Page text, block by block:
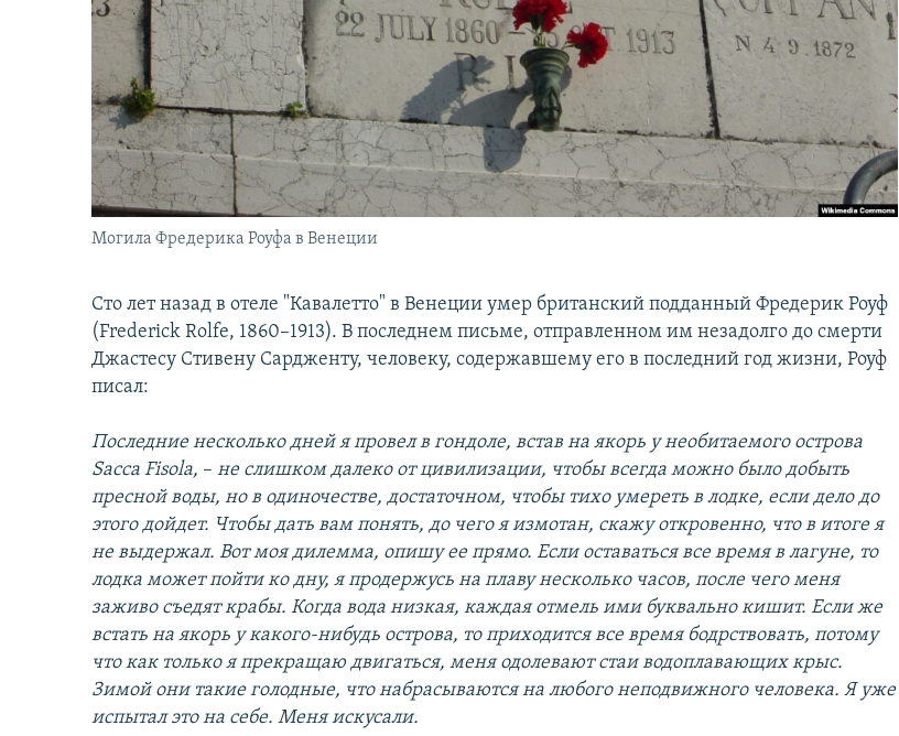
İSLAM VƏ DEMOKRATIYA
İZ - MƏDƏNIYYƏT PROQRAMI
PEŞƏ ETIKASI VƏ JURNALISTIKA
STANDARTLARIMIZ
MATERIALLARIMIZDAN ISTIFADƏ
AZADLIQRADIOSU MOBIL TELEFONUNUZDA
BIZIMLƏ ƏLAQƏ
Могила Фредерика Роуфа в Венеции
Сто лет назад в отеле "Кавалетто" в Венеции умер британский подданный Фредерик Роуф
(Frederick Rolfe, 1860–1913). В последнем письме, отправленном им незадолго до смерти
Джастесу Стивену Сардженту, человеку, содержавшему его в последний год жизни, Роуф
писал:
Последние несколько дней я провел в гондоле, встав на якорь у необитаемого острова
Sacca Fisola, – не слишком далеко от цивилизации, чтобы всегда можно было добыть
пресной воды, но в одиночестве, достаточном, чтобы тихо умереть в лодке, если дело до
этого дойдет. Чтобы дать вам понять, до чего я измотан, скажу откровенно, что в итоге я
не выдержал. Вот моя дилемма, опишу ее прямо. Если оставаться все время в лагуне, то
лодка может пойти ко дну, я продержусь на плаву несколько часов, после чего меня
заживо съедят крабы. Когда вода низкая, каждая отмель ими буквально кишит. Если же
встать на якорь у какого-нибудь острова, то приходится все время бодрствовать, потому
что как только я прекращаю двигаться, меня одолевают стаи водоплавающих крыс.
Зимой они такие голодные, что набрасываются на любого неподвижного человека. Я уже
испытал это на себе. Меня искусали.